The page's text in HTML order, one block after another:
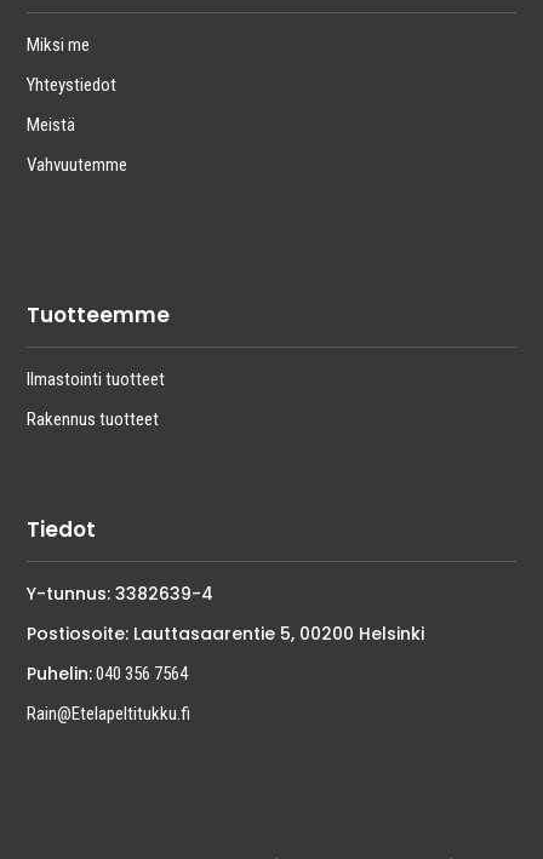
Miksi me
Yhteystiedot
Meistä
Vahvuutemme
Tuotteemme
Ilmastointi tuotteet
Rakennus tuotteet
Tiedot
Y-tunnus: 3382639-4
Postiosoite: Lauttasaarentie 5, 00200 Helsinki
Puhelin:040 356 7564
Rain@Etelapeltitukku.fi